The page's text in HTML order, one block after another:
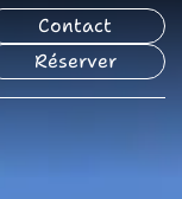
Contact
Réserver